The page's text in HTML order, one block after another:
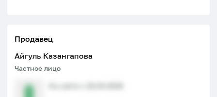
Продавец
Aйгуль Казангапова
Частное лицо